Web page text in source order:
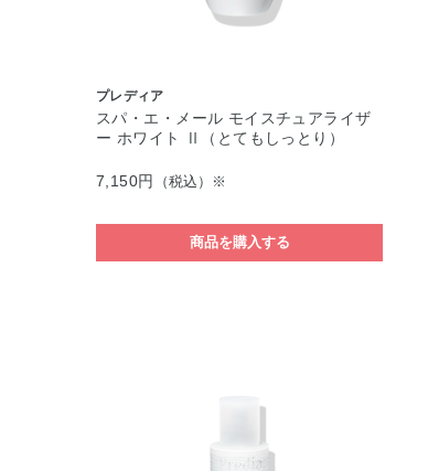
プレディア
スパ・エ・メール モイスチュアライザ
ー ホワイト Ⅱ（とてもしっとり）
7,150円 （税込）※
商品を購入する